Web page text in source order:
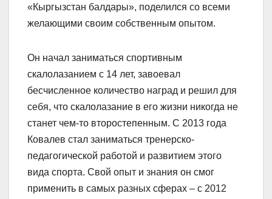
«Кыргызстан балдары», поделился со всеми
желающими своим соб­ственным опытом.
Он начал заниматься спортивным
скалолазанием с 14 лет, завоевал
бесчисленное количество наград и решил для
себя, что скалолазание в его жизни никогда не
станет чем-то второстепенным. С 2013 года
Ковалев стал заниматься тренерско-
педагогической работой и развитием этого
вида спорта. Свой опыт и знания он смог
применить в самых разных сферах – с 2012